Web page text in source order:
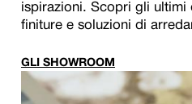
ispirazioni. Scopri gli ultimi
finiture e soluzioni di
GLI SHOWROOM